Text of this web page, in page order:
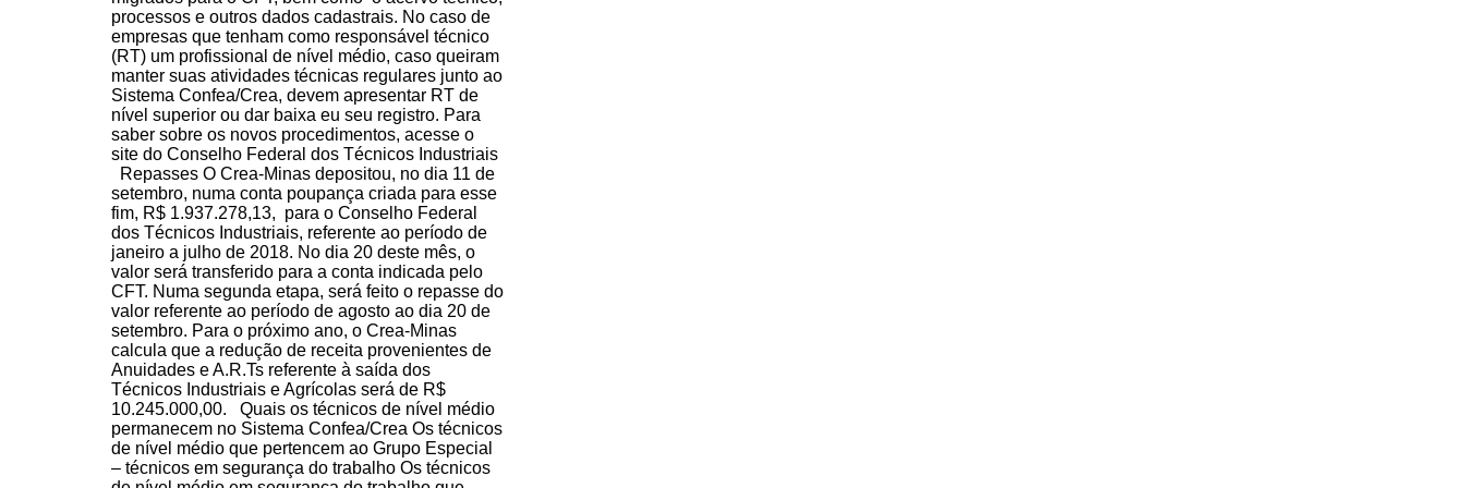
processos e outros dados cadastrais. No caso de
empresas que tenham como responsável técnico
(RT) um profissional de nível médio, caso queiram
manter suas atividades técnicas regulares junto ao
Sistema Confea/Crea, devem apresentar RT de
nível superior ou dar baixa eu seu registro. Para
saber sobre os novos procedimentos, acesse o
site do Conselho Federal dos Técnicos Industriais
Repasses O Crea-Minas depositou, no dia 11 de
setembro, numa conta poupança criada para esse
fim, R$ 1.937.278,13, para o Conselho Federal
dos Técnicos Industriais, referente ao período de
janeiro a julho de 2018. No dia 20 deste mês, o
valor será transferido para a conta indicada pelo
CFT. Numa segunda etapa, será feito o repasse do
valor referente ao período de agosto ao dia 20 de
setembro. Para o próximo ano, o Crea-Minas
calcula que a redução de receita provenientes de
Anuidades e A.R.Ts referente à saída dos
Técnicos Industriais e Agrícolas será de R$
10.245.000,00. Quais os técnicos de nível médio
permanecem no Sistema Confea/Crea Os técnicos
de nível médio que pertencem ao Grupo Especial
– técnicos em segurança do trabalho Os técnicos